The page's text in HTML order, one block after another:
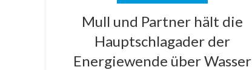
Mull und Partner hält die
Hauptschlagader der
Energiewende über Wasser